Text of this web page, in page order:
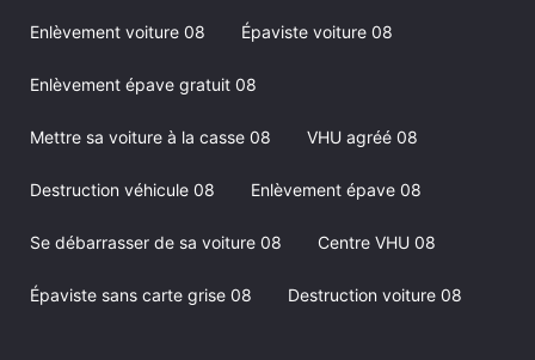
Enlèvement voiture 08 Épaviste voiture 08
Enlèvement épave gratuit 08
Mettre sa voiture à la casse 08 VHU agréé 08
Destruction véhicule 08 Enlèvement épave 08
Se débarrasser de sa voiture 08 Centre VHU 08
Épaviste sans carte grise 08 Destruction voiture 08